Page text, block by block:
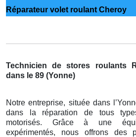
Réparateur volet roulant Cheroy
Technicien de stores roulants
dans le 89 (Yonne)
Notre entreprise, située dans
dans la réparation de tous
motorisés. Grâce à une
expérimentés, nous offrons des